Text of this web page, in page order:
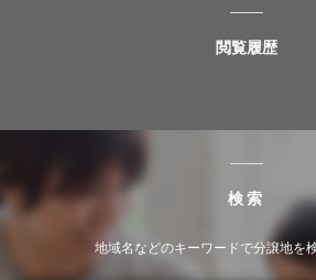
閲覧履歴
検索
地域名などのキーワードで分譲地を